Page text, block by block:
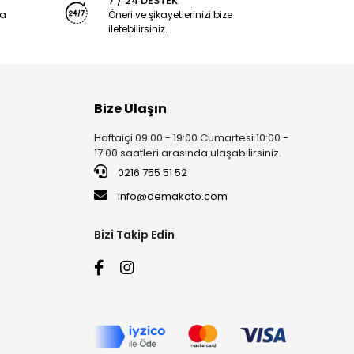
Öneri ve şikayetlerinizi bize
iletebilirsiniz.
Bize Ulaşın
Haftaiçi 09:00 - 19:00 Cumartesi 10:00 -
17:00 saatleri arasında ulaşabilirsiniz.
0216 755 51 52
info@demakoto.com
Bizi Takip Edin